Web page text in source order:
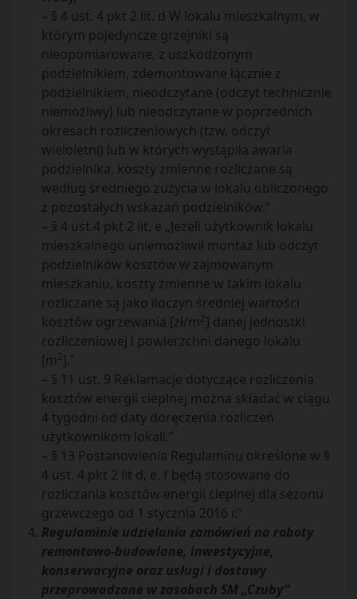
– § 4 ust. 4 pkt 2 lit. d W lokalu mieszkalnym, w
którym pojedyncze grzejniki są
nieopomiarowane, z uszkodzonym
podzielnikiem, zdemontowane łącznie z
podzielnikiem, nieodczytane (odczyt technicznie
niemożliwy) lub nieodczytane w poprzednich
okresach rozliczeniowych (tzw. odczyt
wieloletni) lub w których wystąpiła awaria
podzielnika, koszty zmienne rozliczane są
według średniego zużycia w lokalu obliczonego
z pozostałych wskazań podzielników.”
– § 4 ust.4 pkt 2 lit. e „Jeżeli użytkownik lokalu
mieszkalnego uniemożliwił montaż lub odczyt
podzielników kosztów w zajmowanym
mieszkaniu, koszty zmienne w takim lokalu
rozliczane są jako iloczyn średniej wartości
kosztów ogrzewania [zł/m2] danej jednostki
rozliczeniowej i powierzchni danego lokalu
[m2].”
– § 11 ust. 9 Reklamacje dotyczące rozliczenia
kosztów energii cieplnej można składać w ciągu
4 tygodni od daty doręczenia rozliczeń
użytkownikom lokali.”
– § 13 Postanowienia Regulaminu określone w §
4 ust. 4 pkt 2 lit d, e, f będą stosowane do
rozliczania kosztów energii cieplnej dla sezonu
grzewczego od 1 stycznia 2016 r.”
Regulaminie udzielania zamówień na roboty
remontowo-budowlane, inwestycyjne,
konserwacyjne oraz usługi i dostawy
przeprowadzane w zasobach SM „Czuby”